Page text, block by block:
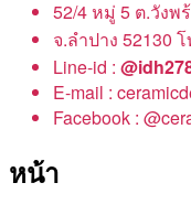
52/4 หมู่ 5 ต.วังพ
จ.ลำปาง 52130
Line-id :
E-mail :
Facebook :
หน้า